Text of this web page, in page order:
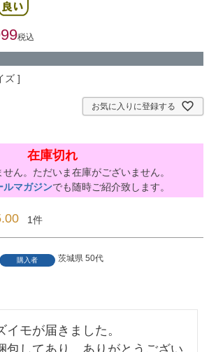
税込
ズ
お気に入りに登録する
在庫切れ
ん。ただいま在庫がございません。
ルマガジンでも随時ご紹介致します。
1
購入者 茨城県 50代
モが届きました。
包してあり、ありがとうござい